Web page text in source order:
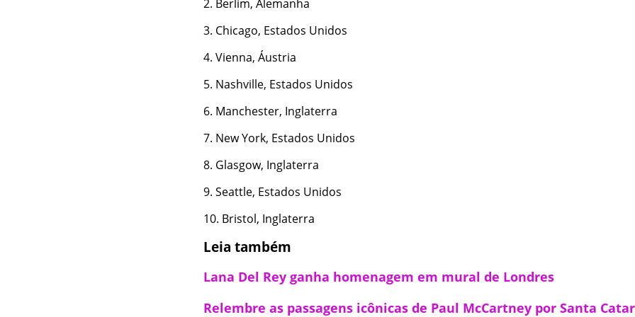
Berlim, Alemanha
Chicago, Estados Unidos
Vienna, Áustria
Nashville, Estados Unidos
Manchester, Inglaterra
New York, Estados Unidos
Glasgow, Inglaterra
Seattle, Estados Unidos
Bristol, Inglaterra
Leia também
Lana Del Rey ganha homenagem em mural de Londres
Relembre as passagens icônicas de Paul McCartney por Santa